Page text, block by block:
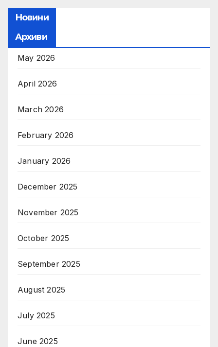
Новини
Архиви
May 2026
April 2026
March 2026
February 2026
January 2026
December 2025
November 2025
October 2025
September 2025
August 2025
July 2025
June 2025